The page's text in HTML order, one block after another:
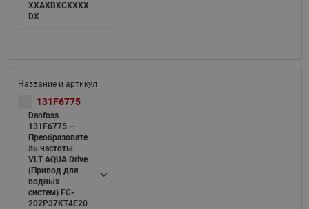
XXAXBXCXXXX
DX
131F6775
Danfoss
131F6775 —
Преобразовате
ль частоты
VLT AQUA Drive
(Привод для
водных
систем) FC-
202P37KT4E20